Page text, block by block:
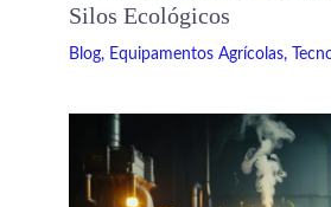
Silos Ecológicos
Blog, Equipamentos Agrícolas,